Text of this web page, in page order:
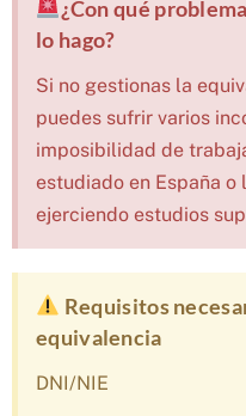
¿Con qué
lo hago?
Si no gestionas la
puedes sufrir varios
imposibilidad de
estudiado en España
ejerciendo estudios
Requisitos
equivalencia
DNI/NIE